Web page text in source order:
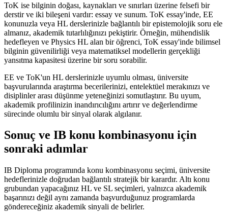
ToK ise bilginin doğası, kaynakları ve sınırları üzerine felsefi bir
derstir ve iki bileşeni vardır: essay ve sunum. ToK essay'inde, EE
konunuzla veya HL derslerinizle bağlantılı bir epistemolojik soru ele
almanız, akademik tutarlılığınızı pekiştirir. Örneğin, mühendislik
hedefleyen ve Physics HL alan bir öğrenci, ToK essay'inde bilimsel
bilginin güvenilirliği veya matematiksel modellerin gerçekliği
yansıtma kapasitesi üzerine bir soru sorabilir.
EE ve ToK'un HL derslerinizle uyumlu olması, üniversite
başvurularında araştırma becerilerinizi, entelektüel merakınızı ve
disiplinler arası düşünme yeteneğinizi somutlaştırır. Bu uyum,
akademik profilinizin inandırıcılığını artırır ve değerlendirme
sürecinde olumlu bir sinyal olarak algılanır.
Sonuç ve IB konu kombinasyonu için
sonraki adımlar
IB Diploma programında konu kombinasyonu seçimi, üniversite
hedeflerinizle doğrudan bağlantılı stratejik bir karardır. Altı konu
grubundan yapacağınız HL ve SL seçimleri, yalnızca akademik
başarınızı değil aynı zamanda başvurduğunuz programlarda
göndereceğiniz akademik sinyali de belirler.